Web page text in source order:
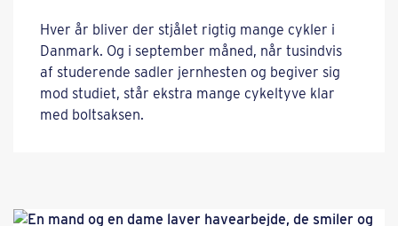
Hver år bliver der stjålet rigtig mange cykler i
Danmark. Og i september måned, når tusindvis
af studerende sadler jernhesten og begiver sig
mod studiet, står ekstra mange cykeltyve klar
med boltsaksen.